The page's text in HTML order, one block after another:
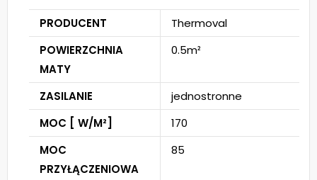
PRODUCENT
Thermoval
POWIERZCHNIA
MATY
0.5m²
ZASILANIE
jednostronne
MOC [ W/M²]
170
MOC
PRZYŁĄCZENIOWA
85